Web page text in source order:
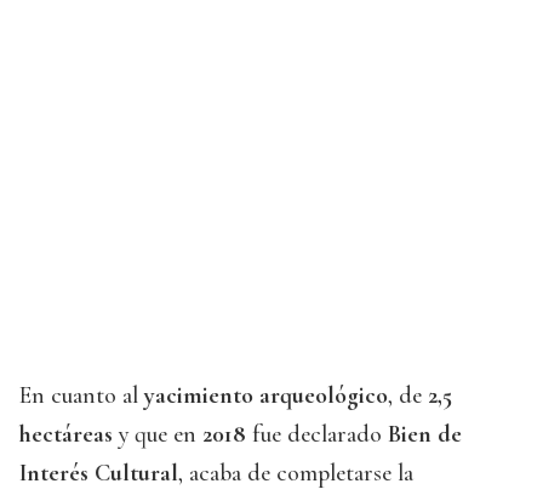
En cuanto alyacimiento arqueológico, de 2,5
hectáreas y que en 2018 fue declarado Bien de
Interés Cultural, acaba de completarse la